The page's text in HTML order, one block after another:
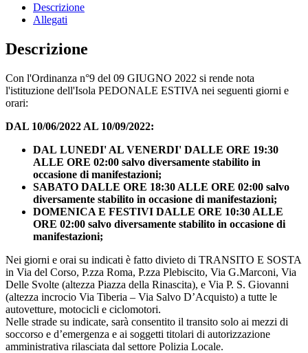
Descrizione
Allegati
Descrizione
Con l'Ordinanza n°9 del 09 GIUGNO 2022 si rende nota
l'istituzione dell'Isola PEDONALE ESTIVA nei seguenti giorni e
orari:
DAL 10/06/2022 AL 10/09/2022:
DAL LUNEDI' AL VENERDI' DALLE ORE 19:30
ALLE ORE 02:00 salvo diversamente stabilito in
occasione di manifestazioni;
SABATO DALLE ORE 18:30 ALLE ORE 02:00 salvo
diversamente stabilito in occasione di manifestazioni;
DOMENICA E FESTIVI DALLE ORE 10:30 ALLE
ORE 02:00 salvo diversamente stabilito in occasione di
manifestazioni;
Nei giorni e orai su indicati è fatto divieto di TRANSITO E SOSTA
in Via del Corso, P.zza Roma, P.zza Plebiscito, Via G.Marconi, Via
Delle Svolte (altezza Piazza della Rinascita), e Via P. S. Giovanni
(altezza incrocio Via Tiberia – Via Salvo D’Acquisto) a tutte le
autovetture, motocicli e ciclomotori.
Nelle strade su indicate, sarà consentito il transito solo ai mezzi di
soccorso e d’emergenza e ai soggetti titolari di autorizzazione
amministrativa rilasciata dal settore Polizia Locale.